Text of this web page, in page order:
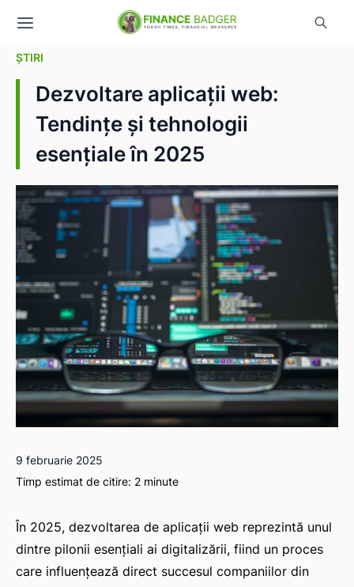
ȘTIRI
Dezvoltare aplicații web:
Tendințe și tehnologii
esențiale în 2025
9 februarie 2025
Timp estimat de citire: 2 minute
În 2025, dezvoltarea de aplicații web reprezintă unul
dintre pilonii esențiali ai digitalizării, fiind un proces
care influențează direct succesul companiilor din